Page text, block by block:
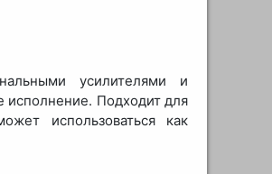
усилителями и
исполнение. Подходит для
использоваться как